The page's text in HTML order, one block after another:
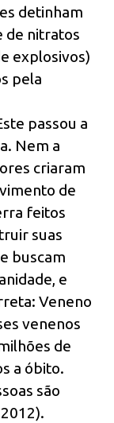
detinham
de nitratos
explosivos)
pela
passou a
Nem a
criaram
de
feitos
suas
buscam
e
Veneno
venenos
de
a óbito.
são